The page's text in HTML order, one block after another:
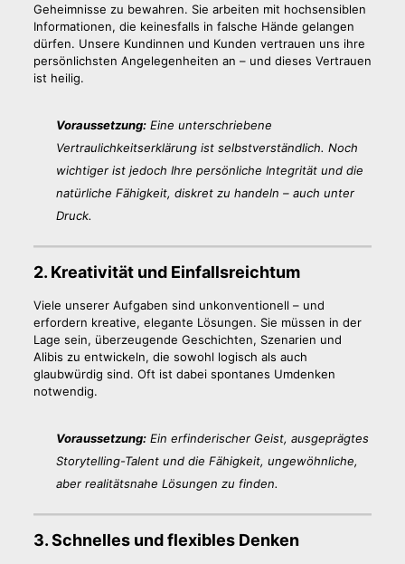
Geheimnisse zu bewahren. Sie arbeiten mit hochsensiblen
Informationen, die keinesfalls in falsche Hände gelangen
dürfen. Unsere Kundinnen und Kunden vertrauen uns ihre
persönlichsten Angelegenheiten an – und dieses Vertrauen
ist heilig.
Voraussetzung:Eine unterschriebene
Vertraulichkeitserklärung ist selbstverständlich. Noch
wichtiger ist jedoch Ihre persönliche Integrität und die
natürliche Fähigkeit, diskret zu handeln – auch unter
Druck.
2. Kreativität und Einfallsreichtum
Viele unserer Aufgaben sind unkonventionell – und
erfordern kreative, elegante Lösungen. Sie müssen in der
Lage sein, überzeugende Geschichten, Szenarien und
Alibis zu entwickeln, die sowohl logisch als auch
glaubwürdig sind. Oft ist dabei spontanes Umdenken
notwendig.
Voraussetzung:Ein erfinderischer Geist, ausgeprägtes
Storytelling-Talent und die Fähigkeit, ungewöhnliche,
aber realitätsnahe Lösungen zu finden.
3. Schnelles und flexibles Denken